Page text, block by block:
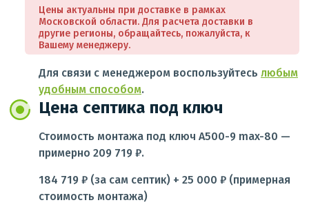
Цены актуальны при доставке в рамках
Московской области. Для расчета доставки в
другие регионы, обращайтесь, пожалуйста, к
Вашему менеджеру.
Для связи с менеджером воспользуйтесь любым
удобным способом.
Цена септика под ключ
Стоимость монтажа под ключ A500-9 max-80 —
примерно 209 719 ₽.
184 719 ₽ (за сам септик) + 25 000 ₽ (примерная
стоимость монтажа)